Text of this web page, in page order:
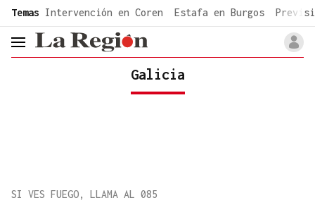
common.go-to-content
Temas Intervención en Coren Estafa en Burgos
header.menu.open
Galicia
SI VES FUEGO, LLAMA AL 085